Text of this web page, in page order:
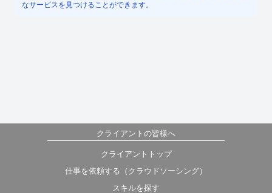
なサービスを見つけることができます。
クライアントの皆様へ
クライアントトップ
仕事を依頼する（クラウドソーシング）
スキルを探す